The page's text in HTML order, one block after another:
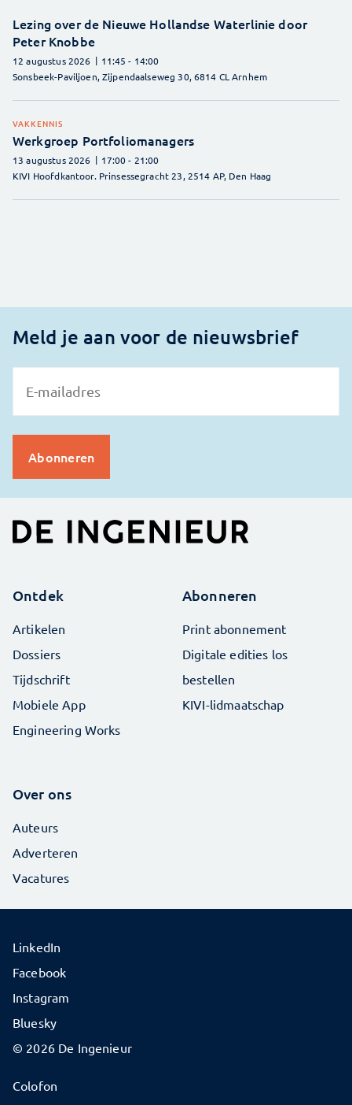
Lezing over de Nieuwe Hollandse Waterlinie door
Peter Knobbe
12 augustus 2026 11:45 - 14:00
Sonsbeek-Paviljoen, Zijpendaalseweg 30, 6814 CL Arnhem
VAKKENNIS
Werkgroep Portfoliomanagers
13 augustus 2026 17:00- 21:00
KIVI Hoofdkantoor. Prinsessegracht 23, 2514 AP, Den Haag
Meld je aan voor de nieuwsbrief
Ontdek
Artikelen
Dossiers
Tijdschrift
Mobiele App
Engineering Works
Abonneren
Print abonnement
Digitale edities los
bestellen
KIVI-lidmaatschap
Over ons
Auteurs
Adverteren
Vacatures
© 2026 De Ingenieur
Colofon
LinkedIn
Facebook
Instagram
Bluesky